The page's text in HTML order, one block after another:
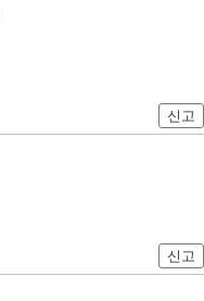
신고
신고